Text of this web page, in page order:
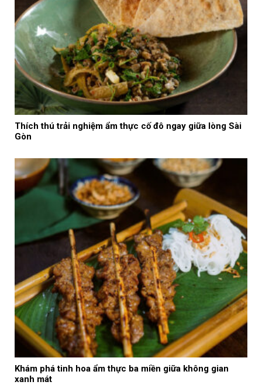
Thích thú trải nghiệm ẩm thực cố đô ngay giữa lòng Sài
Gòn
Khám phá tinh hoa ẩm thực ba miền giữa không gian
xanh mát